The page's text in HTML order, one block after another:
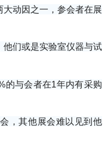
动因之一，参会者在展
他们或是实验室仪器与试
的与会者在1年内有采购
，其他展会难以见到他